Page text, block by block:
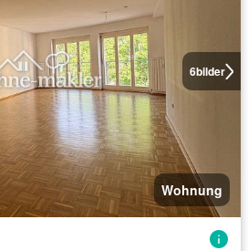
6bilder
Wohnung